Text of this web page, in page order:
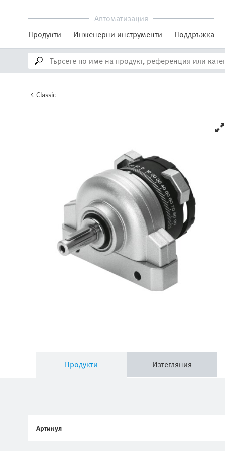
Автоматизация
Продукти
Инженерни инструменти Поддръжка
Classic
Продукти Изтегляния
Артикул